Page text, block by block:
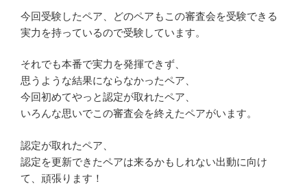
今回受験したペア、どのペアもこの審査会を受験できる
実力を持っているので受験しています。
それでも本番で実力を発揮できず、
思うような結果にならなかったペア、
今回初めてやっと認定が取れたペア、
いろんな思いでこの審査会を終えたペアがいます。
認定が取れたペア、
認定を更新できたペアは来るかもしれない出動に向け
て、頑張ります！